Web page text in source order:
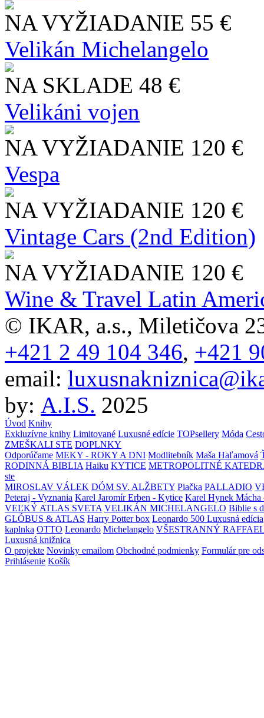
NA VYŽIADANIE 55 €
Velikán Michelangelo
NA SKLADE 48 €
Velikáni vojen
NA VYŽIADANIE 120 €
Vespa
NA VYŽIADANIE 120 €
Vintage Cars (2nd Edition)
NA VYŽIADANIE 120 €
Wine & Travel Latin
© IKAR, a.s., Miletičova
+421 2 49 104 346, +421
email:
by: A.I.S. 2025
Úvod Knihy
Exkluzívne knihy Limitované Luxusné edície TOPsellery Móda
ZMEŠKALI STE DOPLNKY
Odporúčame MEKY - ROKY A DNI Modlitebník Maša Haľamová
RODINNÁ BIBLIA Haiku KYTICE METROPOLITNÉ
ste
MIROSLAV VÁLEK DÓM SV. ALŽBETY Piačka PALLADIO
Peteraj - Vyznania Karel Jaromír Erben - Kytice Karel Hynek Mácha
VEĽKÝ ATLAS SVETA VELIKÁN MICHELANGELO Biblie s
GLÓBUS & ATLAS Harry Potter box Leonardo 500 Luxusná edícia
kaplnka OTTO Leonardo Michelangelo VŠESTRANNÝ
Luxusná knižnica
O projekte Novinky emailom Obchodné podmienky Formulár pre
Prihlásenie Košík